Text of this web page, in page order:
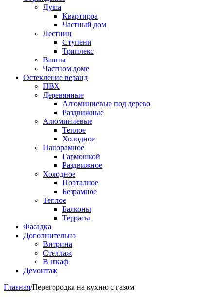
Душа
Квартирра
Частный дом
Лестниц
Ступени
Триплекс
Ванны
Частном доме
Остекление веранд
ПВХ
Деревянные
Алюминиевые под дерево
Раздвижные
Алюминиевые
Теплое
Холодное
Панорамное
Гармошкой
Раздвижное
Холодное
Порталное
Безрамное
Теплое
Балконы
Террасы
Фасадка
Дополнительно
Витрина
Стеллаж
В шкаф
Демонтаж
Главная/Перегородка на кухню с газом